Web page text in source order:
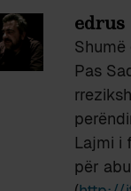
edrus
Pas
Lajmi i
për